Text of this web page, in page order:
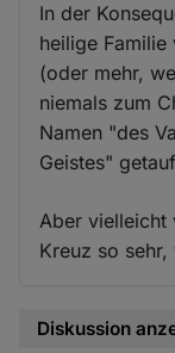
In der
heilige
(oder mehr,
niemals zum
Namen "des
Geistes"
Aber vielleicht
Kreuz so
Diskussion